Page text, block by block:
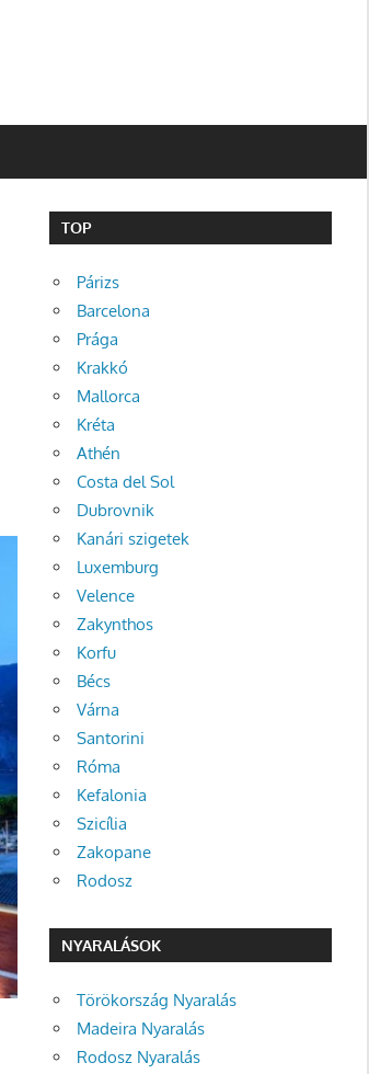
TOP
Párizs
Barcelona
Prága
Krakkó
Mallorca
Kréta
Athén
Costa del Sol
Dubrovnik
Kanári szigetek
Luxemburg
Velence
Zakynthos
Korfu
Bécs
Várna
Santorini
Róma
Kefalonia
Szicília
Zakopane
Rodosz
NYARALÁSOK
Törökország Nyaralás
Madeira Nyaralás
Rodosz Nyaralás